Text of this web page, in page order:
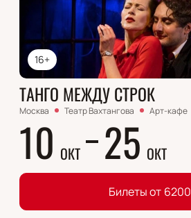
16+
ТАНГО МЕЖДУ СТРОК
Москва Театр Вахтангова Арт-кафе
10 ОКТ 25 ОКТ
Билеты от 6200